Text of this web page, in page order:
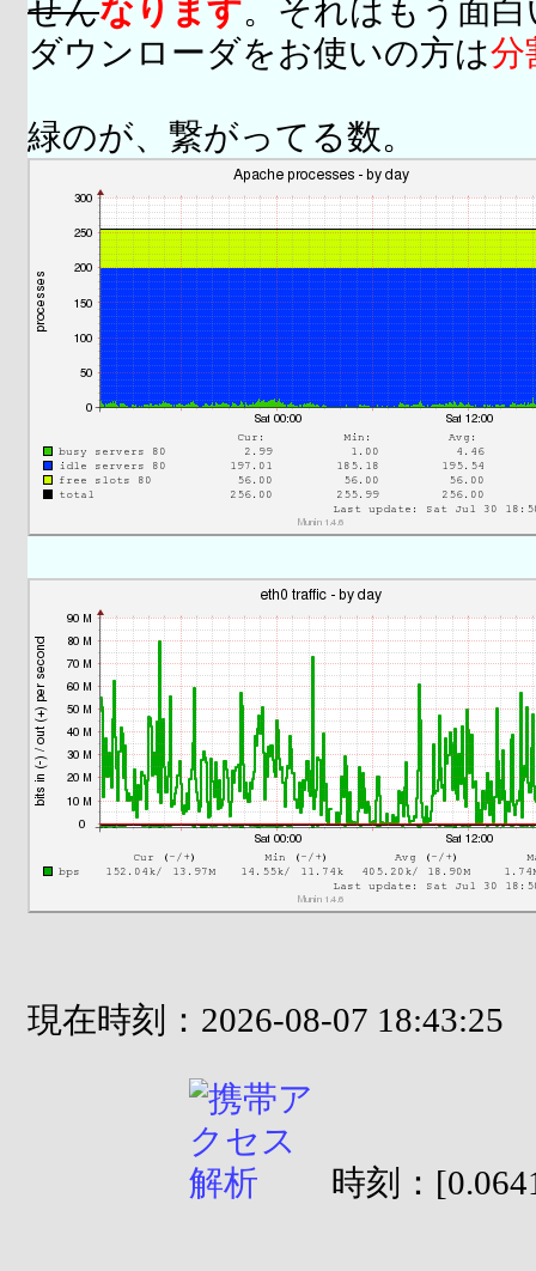
せんなります。それはもう面
ダウンローダをお使いの方は分
緑のが、繋がってる数。
現在時刻：2026-08-07 18:43:25
時刻：